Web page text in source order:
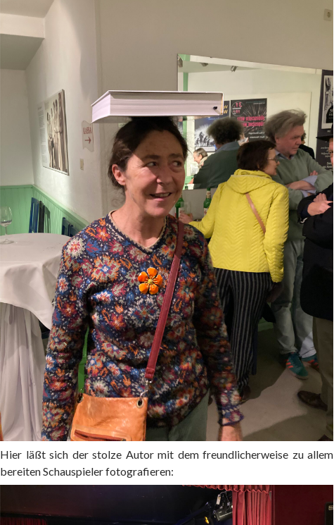
Hier läßt sich der stolze Autor mit dem freundlicherweise zu allem
bereiten Schauspieler fotografieren: